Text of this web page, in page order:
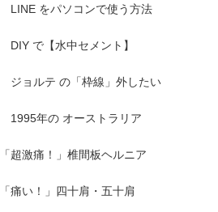
LINE をパソコンで使う方法
DIY で【水中セメント】
ジョルテ の「枠線」外したい
1995年の オーストラリア
「超激痛！」椎間板ヘルニア
「痛い！」四十肩・五十肩